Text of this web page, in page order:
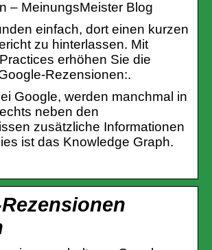
– MeinungsMeister Blog
einfach, dort einen kurzen
zu hinterlassen. Mit
erhöhen Sie die
Rezensionen:.
Google, werden manchmal in
neben den
zusätzliche Informationen
ist das Knowledge Graph.